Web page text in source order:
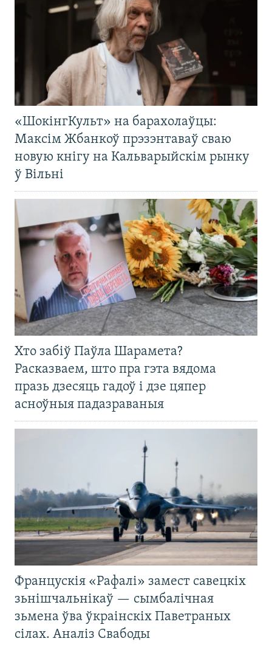
«ШокінгКульт» на барахолаўцы:
Максім Жбанкоў прэзэнтаваў сваю
новую кнігу на Кальварыйскім рынку
ў Вільні
Хто забіў Паўла Шарамета?
Расказваем, што пра гэта вядома
празь дзесяць гадоў і дзе цяпер
асноўныя падазраваныя
Францускія «Рафалі» замест савецкіх
зьнішчальнікаў — сымбалічная
зьмена ўва ўкраінскіх Паветраных
сілах. Аналіз Свабоды